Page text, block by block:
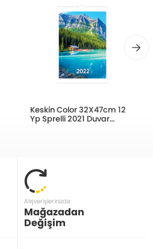
Keskin Color 32X47cm 12
Yp Sprelli 2021 Duvar
Takvimi Manzara 810523
Alışverişlerinizde
Mağazadan
Değişim